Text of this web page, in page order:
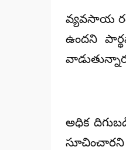
వ్యవసాయ
ఉందని
అధిక